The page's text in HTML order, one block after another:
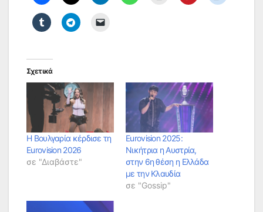
Σχετικά
Η Βουλγαρία κέρδισε τη
Eurovision 2026
σε "Διαβάστε"
Eurovision 2025:
Νικήτρια η Αυστρία,
στην 6η θέση η Ελλάδα
με την Κλαυδία
σε "Gossip"